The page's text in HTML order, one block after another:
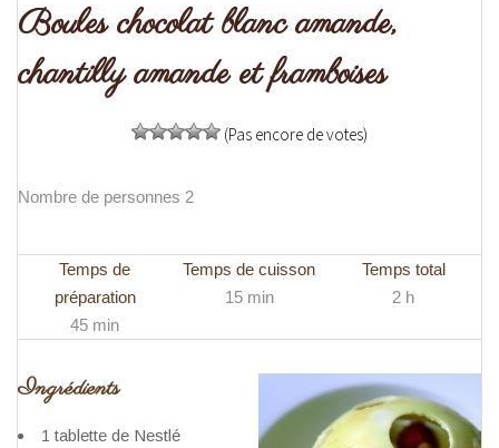
Boules chocolat blanc amande,
chantilly amande et framboises
(Pas encore de votes)
Nombre de personnes 2
Temps de
préparation
45 min
Temps de cuisson
15 min
Temps total
2 h
Ingrédients
1 tablette de Nestlé